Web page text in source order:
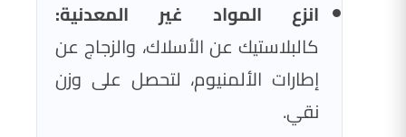
انزع المواد غير المعدنية:
كالبلاستيك عن الأسلاك، والزجاج عن
إطارات الألمنيوم، لتحصل على وزن
نقي.